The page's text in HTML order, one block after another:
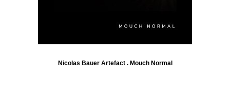
Nicolas Bauer Artefact . Mouch Normal